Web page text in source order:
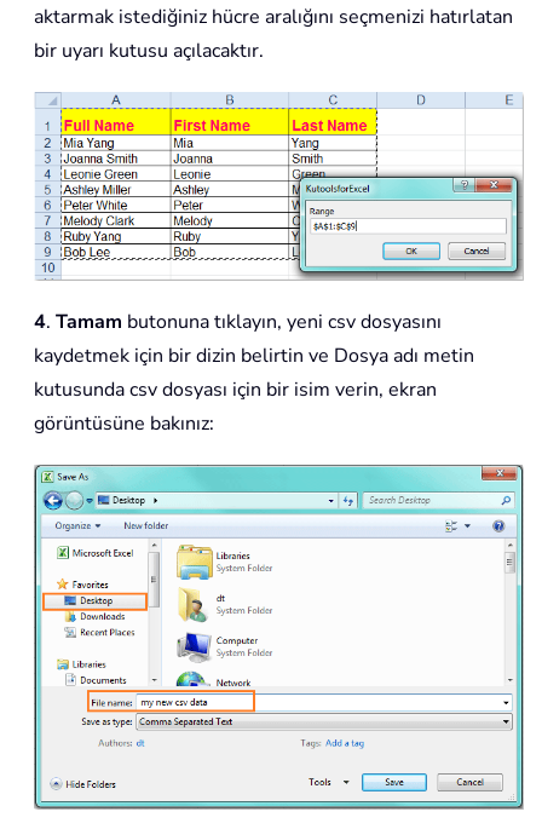
aktarmak istediğiniz hücre aralığını seçmenizi hatırlatan
bir uyarı kutusu açılacaktır.
4. Tamam butonuna tıklayın, yeni csv dosyasını
kaydetmek için bir dizin belirtin ve Dosya adı metin
kutusunda csv dosyası için bir isim verin, ekran
görüntüsüne bakınız: